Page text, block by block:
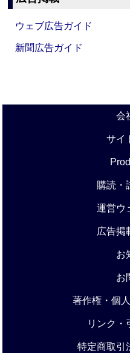
ウェブ広告ガイド
新聞広告ガイド
会
サイ
購読・
運営ウ
広告掲
お
お
著作権・個
リンク・
特定商取引